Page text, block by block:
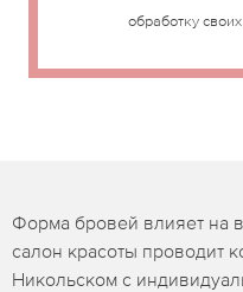
обработку
Форма бровей влияет на
салон красоты проводит
Никольском с